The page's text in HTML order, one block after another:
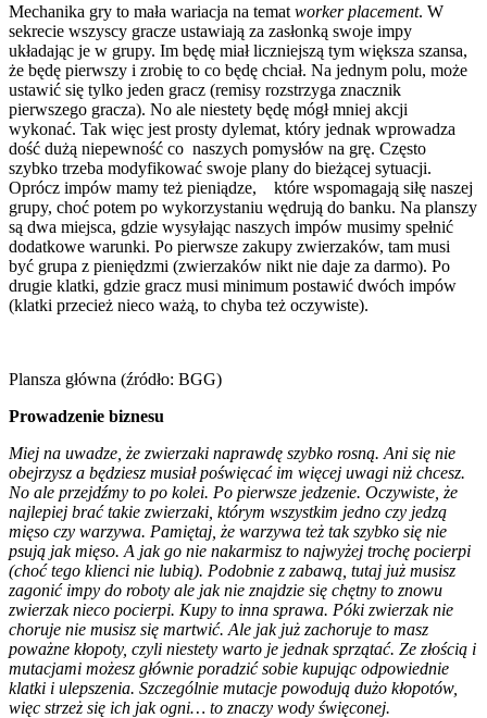
Mechanika gry to mała wariacja na temat worker placement. W
sekrecie wszyscy gracze ustawiają za zasłonką swoje impy
układając je w grupy. Im będę miał liczniejszą tym większa szansa,
że będę pierwszy i zrobię to co będę chciał. Na jednym polu, może
ustawić się tylko jeden gracz (remisy rozstrzyga znacznik
pierwszego gracza). No ale niestety będę mógł mniej akcji
wykonać. Tak więc jest prosty dylemat, który jednak wprowadza
dość dużą niepewność co naszych pomysłów na grę. Często
szybko trzeba modyfikować swoje plany do bieżącej sytuacji.
Oprócz impów mamy też pieniądze, które wspomagają siłę naszej
grupy, choć potem po wykorzystaniu wędrują do banku. Na planszy
są dwa miejsca, gdzie wysyłając naszych impów musimy spełnić
dodatkowe warunki. Po pierwsze zakupy zwierzaków, tam musi
być grupa z pieniędzmi (zwierzaków nikt nie daje za darmo). Po
drugie klatki, gdzie gracz musi minimum postawić dwóch impów
(klatki przecież nieco ważą, to chyba też oczywiste).
Plansza główna (źródło: BGG)
Prowadzenie biznesu
Miej na uwadze, że zwierzaki naprawdę szybko rosną. Ani się nie
obejrzysz a będziesz musiał poświęcać im więcej uwagi niż chcesz.
No ale przejdźmy to po kolei. Po pierwsze jedzenie. Oczywiste, że
najlepiej brać takie zwierzaki, którym wszystkim jedno czy jedzą
mięso czy warzywa. Pamiętaj, że warzywa też tak szybko się nie
psują jak mięso. A jak go nie nakarmisz to najwyżej trochę pocierpi
(choć tego klienci nie lubią). Podobnie z zabawą, tutaj już musisz
zagonić impy do roboty ale jak nie znajdzie się chętny to znowu
zwierzak nieco pocierpi. Kupy to inna sprawa. Póki zwierzak nie
choruje nie musisz się martwić. Ale jak już zachoruje to masz
poważne kłopoty, czyli niestety warto je jednak sprzątać. Ze złością i
mutacjami możesz głównie poradzić sobie kupując odpowiednie
klatki i ulepszenia. Szczególnie mutacje powodują dużo kłopotów,
więc strzeż się ich jak ogni… to znaczy wody święconej.